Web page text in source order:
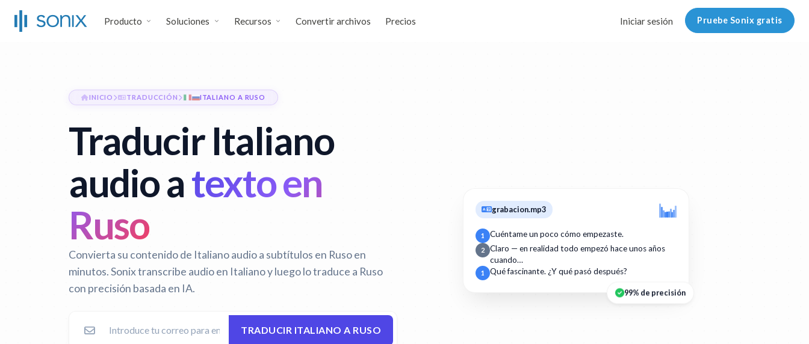
Producto Soluciones Recursos Convertir archivos Precios Iniciar sesión Pruebe Sonix gratis
INICIO TRADUCCIÓN ITALIANO A RUSO
Traducir Italiano
audio atexto en
Ruso
Convierta su contenido de Italiano audio a subtítulos en Ruso en
minutos. Sonix transcribe audio en Italiano y luego lo traduce a Ruso
con precisión basada en IA.
TRADUCIR ITALIANO A RUSO
grabacion.mp3
1 Cuéntame un poco cómo empezaste.
2
Claro — en realidad todo empezó hace unos años
cuando…
1 Qué fascinante. ¿Y qué pasó después?
99% de precisión